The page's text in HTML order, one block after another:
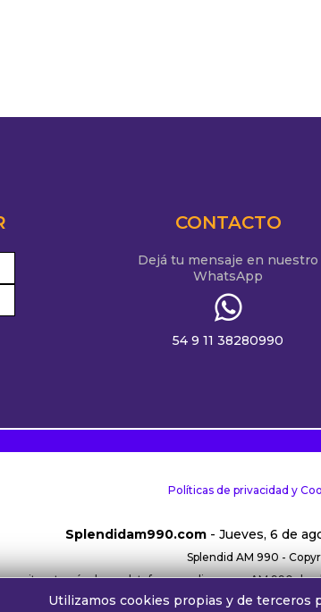
CONTACTO
Dejá tu mensaje en nuestro
WhatsApp
54 9 11 38280990
Políticas de privacidad y
Splendidam990.com - Jueves, 6 de
Splendid AM 990 -
a través de su plataforma online y por AM 990
Whatsapp oyentes:+54 911 38280990 |Comercial:
Utilizamos cookies propias y de terceros